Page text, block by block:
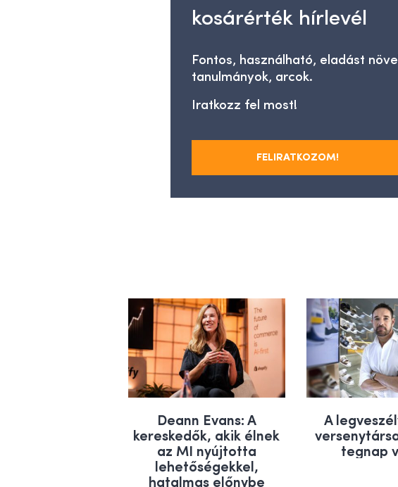
kosárérték hírlevél
Fontos, használható, eladást
tanulmányok, arcok.
Iratkozz fel most!
FELIRATKOZOM!
Deann Evans: A
kereskedők, akik élnek
az MI nyújtotta
lehetőségekkel,
hatalmas előnybe
A
tegnap